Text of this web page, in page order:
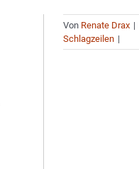
Von Renate Drax |
Schlagzeilen |